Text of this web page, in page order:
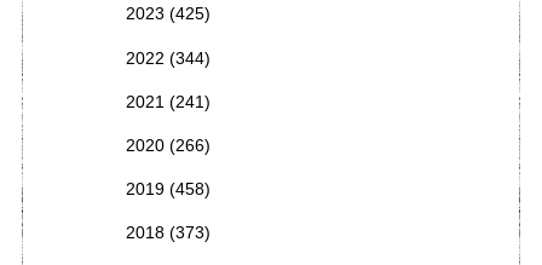
2023 (425)
2022 (344)
2021 (241)
2020(266)
2019(458)
2018(373)